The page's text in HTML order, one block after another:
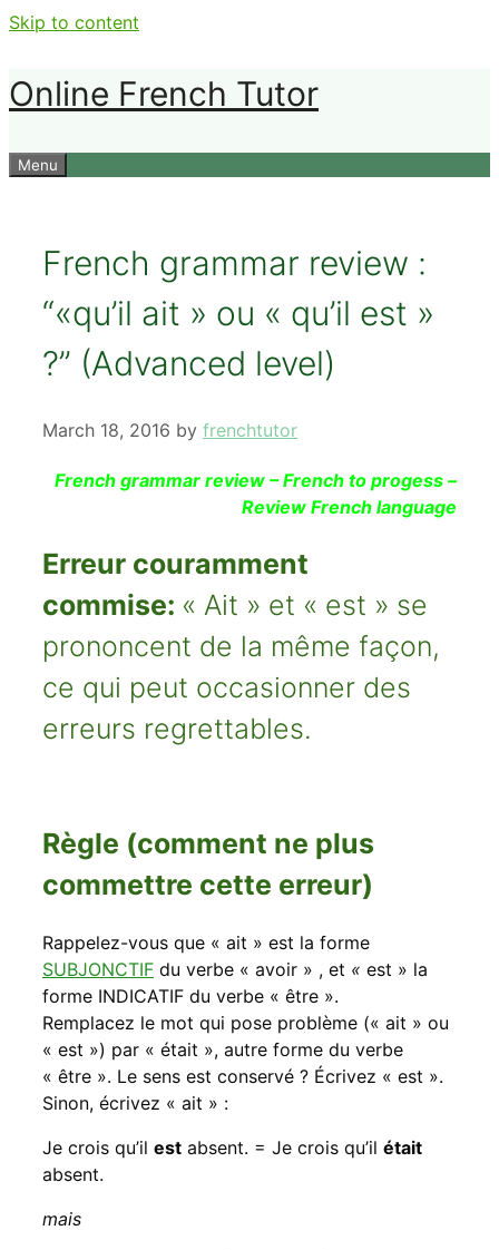
Skip to content
Online French Tutor
Menu
French grammar review :
“«qu’il ait » ou « qu’il est »
?” (Advanced level)
March 18, 2016 by frenchtutor
French grammar review – French to progess –
Review French language
Erreur couramment
commise: « Ait » et « est » se
prononcent de la même façon,
ce qui peut occasionner des
erreurs regrettables.
Règle (comment ne plus
commettre cette erreur)
Rappelez-vous que « ait » est la forme
SUBJONCTIF du verbe « avoir » , et « est » la
forme INDICATIF du verbe « être ».
Remplacez le mot qui pose problème (« ait » ou
« est ») par « était », autre forme du verbe
« être ». Le sens est conservé ? Écrivez « est ».
Sinon, écrivez « ait » :
Je crois qu’il est absent. = Je crois qu’il était
absent.
mais